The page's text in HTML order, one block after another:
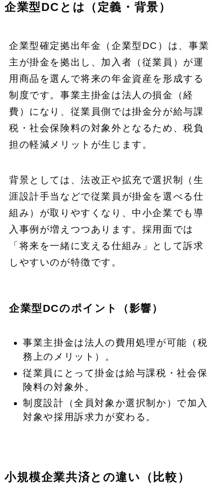
企業型DCとは（定義・背景）
企業型確定拠出年金（企業型DC）は、事業
主が掛金を拠出し、加入者（従業員）が運
用商品を選んで将来の年金資産を形成する
制度です。事業主掛金は法人の損金（経
費）になり、従業員側では掛金分が給与課
税・社会保険料の対象外となるため、税負
担の軽減メリットが生じます。
背景としては、法改正や拡充で選択制（生
涯設計手当などで従業員が掛金を選べる仕
組み）が取りやすくなり、中小企業でも導
入事例が増えつつあります。採用面では
「将来を一緒に支える仕組み」として訴求
しやすいのが特徴です。
企業型DCのポイント（影響）
事業主掛金は法人の費用処理が可能（税
務上のメリット）。
従業員にとって掛金は給与課税・社会保
険料の対象外。
制度設計（全員対象か選択制か）で加入
対象や採用訴求力が変わる。
小規模企業共済との違い（比較）